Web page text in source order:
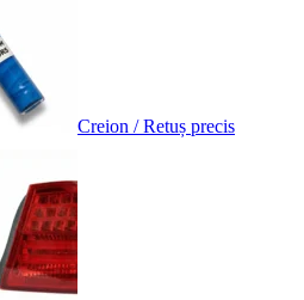
Creion / Retuș precis